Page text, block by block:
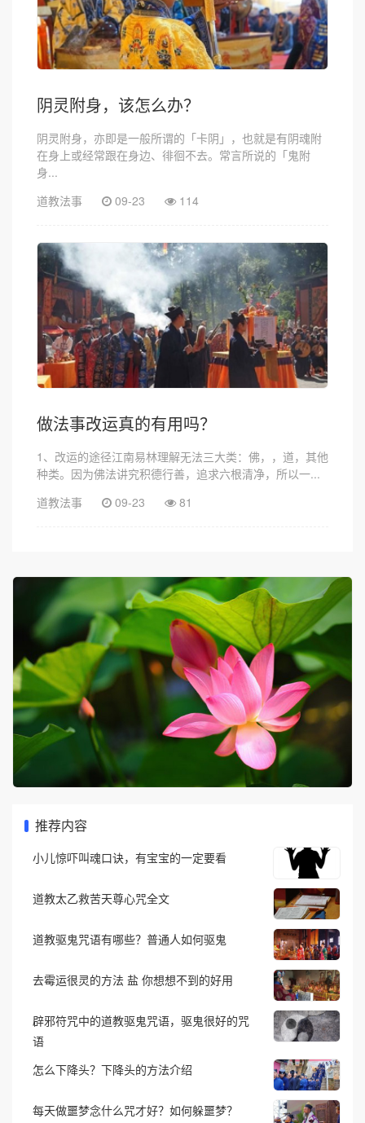
阴灵附身，该怎么办？
阴灵附身，亦即是一般所谓的「卡阴」，也就是有阴魂附
在身上或经常跟在身边、徘徊不去。常言所说的「鬼附
身...
道教法事
09-23 114
做法事改运真的有用吗？
1、改运的途径江南易林理解无法三大类：佛，，道，其他
种类。因为佛法讲究积德行善，追求六根清净，所以一...
道教法事
09-23 81
推荐内容
小儿惊吓叫魂口诀，有宝宝的一定要看
道教太乙救苦天尊心咒全文
道教驱鬼咒语有哪些？普通人如何驱鬼
去霉运很灵的方法 盐 你想想不到的好用
辟邪符咒中的道教驱鬼咒语，驱鬼很好的咒
语
怎么下降头？下降头的方法介绍
每天做噩梦念什么咒才好？如何躲噩梦？